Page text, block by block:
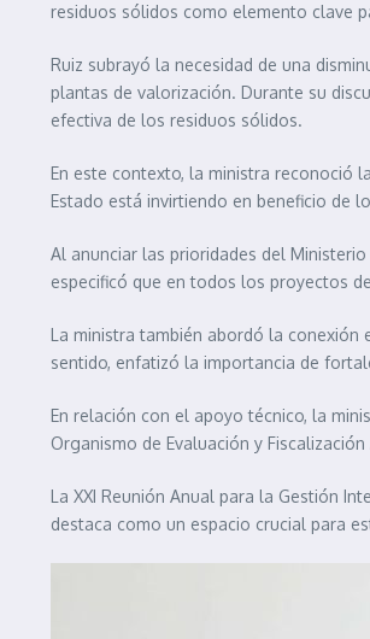
residuos sólidos como elemento clave
Ruiz subrayó la necesidad de una
plantas de valorización. Durante su
efectiva de los residuos sólidos.
En este contexto, la ministra reconoció
Estado está invirtiendo en beneficio de
Al anunciar las prioridades del
especificó que en todos los proyectos
La ministra también abordó la conexión
sentido, enfatizó la importancia de
En relación con el apoyo técnico, la
Organismo de Evaluación y
La XXI Reunión Anual para la Gestión
destaca como un espacio crucial para